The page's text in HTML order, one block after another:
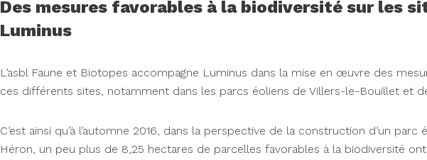
Des mesures favorables à la biodiversité sur les
Luminus
L’asbl Faune et Biotopes accompagne Luminus dans la mise en œuvre des
ces différents sites, notamment dans les parcs éoliens de Villers-le-Bouillet et
C’est ainsi qu’à l’automne 2016, dans la perspective de la construction d’un
Héron, un peu plus de 8,25 hectares de parcelles favorables à la biodiversité